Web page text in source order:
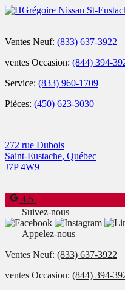
Ventes Neuf: (833) 637-3922
ventes Occasion: (844) 394-
Service: (833) 960-1709
Pièces: (450) 623-3030
272 rue Dubois
Saint-Eustache, Québec
J7P 4W9
4.5
Suivez-nous
Appelez-nous
Ventes Neuf: (833) 637-3922
ventes Occasion: (844) 394-